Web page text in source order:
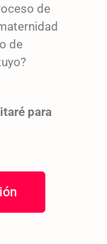
de
de
para